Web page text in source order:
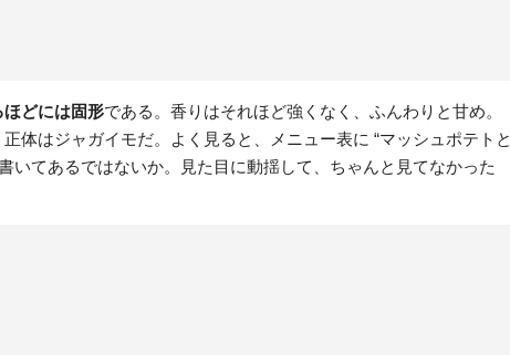
どには固形である。香りはそれほど強くなく、ふんわりと甘め。
体はジャガイモだ。よく見ると、メニュー表に “マッシュポテトと
いてあるではないか。見た目に動揺して、ちゃんと見てなかった